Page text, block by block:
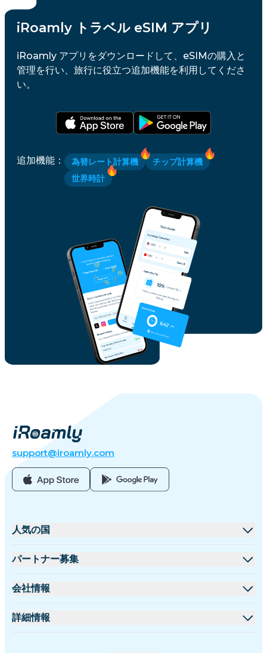
iRoamly トラベル eSIM アプリ
iRoamly アプリをダウンロードして、eSIMの購入と
管理を行い、旅行に役立つ追加機能を利用してくださ
い。
追加機能 ： 為替レート計算機
チップ計算機
世界時計
support@iroamly.com
人気の国
アメリカ合衆国
トルコ
フランス
パートナー募集
卸売プラットフォーム
APIドキュメント
会社情報
iRoamlyについて
詳細情報